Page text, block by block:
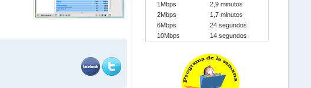
1Mbps
2,9 minutos
2Mbps
1,7 minutos
6Mbps
24 segundos
10Mbps
14 segundos